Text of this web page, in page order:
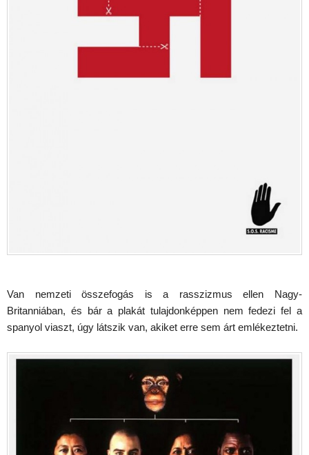
Van nemzeti összefogás is a rasszizmus ellen Nagy-
Britanniában, és bár a plakát tulajdonképpen nem fedezi fel a
spanyol viaszt, úgy látszik van, akiket erre sem árt emlékeztetni.